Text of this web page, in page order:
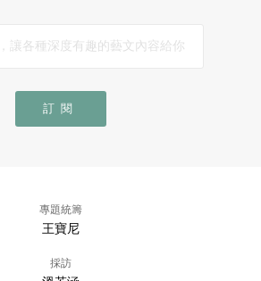
訂閱
專題統籌
王寶尼
採訪